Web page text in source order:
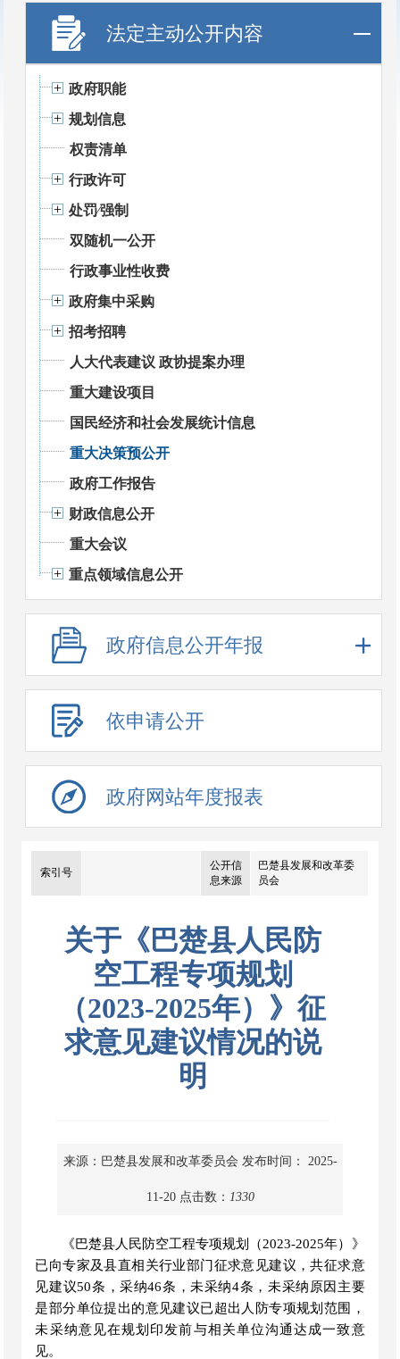
法定主动公开内容
政府职能
规划信息
权责清单
行政许可
处罚⁄强制
双随机一公开
行政事业性收费
政府集中采购
招考招聘
人大代表建议 政协提案办理
重大建设项目
国民经济和社会发展统计信息
重大决策预公开
政府工作报告
财政信息公开
重大会议
重点领域信息公开
政府信息公开年报
依申请公开
政府网站年度报表
索引号
公开信
息来源
巴楚县发展和改革委
员会
关于《巴楚县人民防
空工程专项规划
（2023-2025年）》征
求意见建议情况的说
明
来源：巴楚县发展和改革委员会 发布时间： 2025-
11-20 点击数： 1330
《巴楚县人民防空工程专项规划（2023-2025年）》
已向专家及县直相关行业部门征求意见建议，共征求意
见建议50条，采纳46条，未采纳4条，未采纳原因主要
是部分单位提出的意见建议已超出人防专项规划 范围
，
未采纳意见在规划印发前与相关单位沟通达成一致意
见。